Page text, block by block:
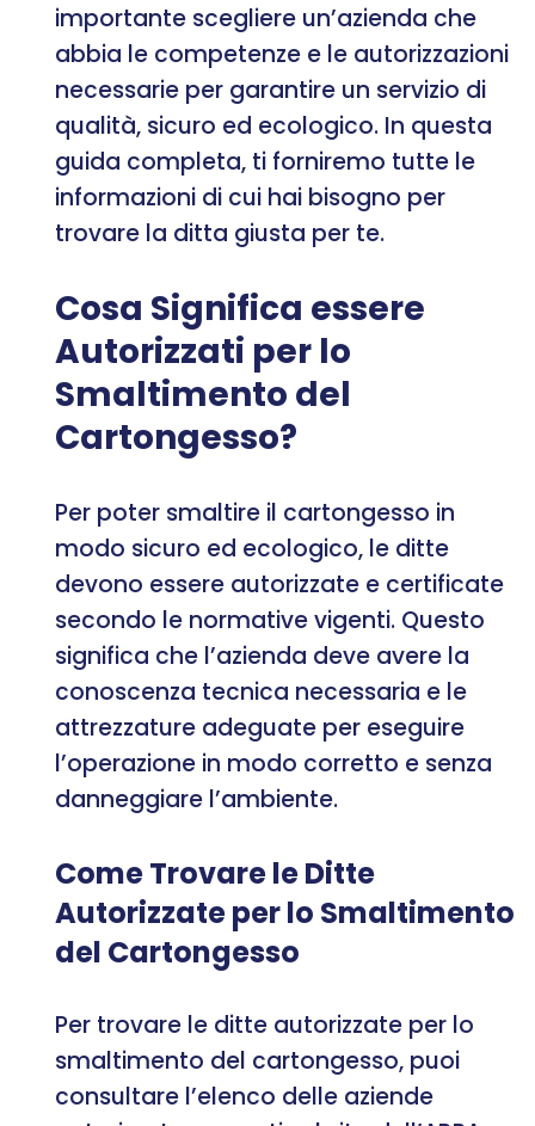
importante scegliere un’azienda che
abbia le competenze e le autorizzazioni
necessarie per garantire un servizio di
qualità, sicuro ed ecologico. In questa
guida completa, ti forniremo tutte le
informazioni di cui hai bisogno per
trovare la ditta giusta per te.
Cosa Significa essere
Autorizzati per lo
Smaltimento del
Cartongesso?
Per poter smaltire il cartongesso in
modo sicuro ed ecologico, le ditte
devono essere autorizzate e certificate
secondo le normative vigenti. Questo
significa che l’azienda deve avere la
conoscenza tecnica necessaria e le
attrezzature adeguate per eseguire
l’operazione in modo corretto e senza
danneggiare l’ambiente.
Come Trovare le Ditte
Autorizzate per lo Smaltimento
del Cartongesso
Per trovare le ditte autorizzate per lo
smaltimento del cartongesso, puoi
consultare l’elenco delle aziende